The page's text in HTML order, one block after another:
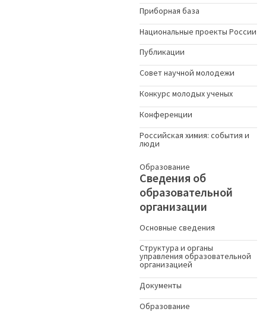
Приборная база
Национальные проекты России
Публикации
Совет научной молодежи
Конкурс молодых ученыx
Конференции
Российская химия: события и
люди
Образование
Сведения об
образовательной
организации
Основные сведения
Структура и органы
управления образовательной
организацией
Документы
Образование